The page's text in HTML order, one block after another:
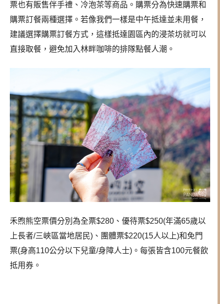
票也有販售伴手禮、冷泡茶等商品。購票分為快速購票和
購票訂餐兩種選擇。若像我們一樣是中午抵達並未用餐，
建議選擇購票訂餐方式，這樣抵達園區內的浸茶坊就可以
直接取餐，避免加入林畔咖啡的排隊點餐人潮。
禾煦熊空票價分別為全票$280、優待票$250(年滿65歲以
上長者/三峽區當地居民)、團體票$220(15人以上)和免門
票(身高110公分以下兒童/身障人士)。每張皆含100元餐飲
抵用券。